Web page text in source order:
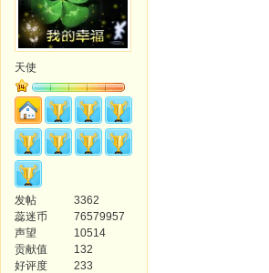
天使
发帖
3362
蕊迷币
76579957
声望
10514
贡献值
132
好评度
233